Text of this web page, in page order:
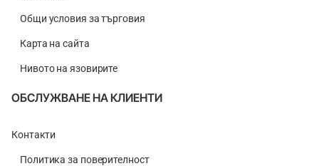
Общи условия за търговия
Карта на сайта
Нивото на язовирите
ОБСЛУЖВАНЕ НА КЛИЕНТИ
Контакти
Политика за поверителност